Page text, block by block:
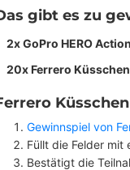
gibt es zu
2x GoPro HERO
20x Ferrero
Gewinnspiel von
Füllt die Felder mit
Bestätigt die